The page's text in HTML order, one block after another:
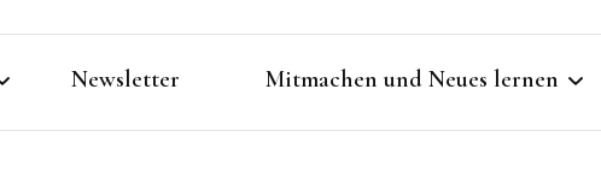
Newsletter Mitmachen und Neues lernen